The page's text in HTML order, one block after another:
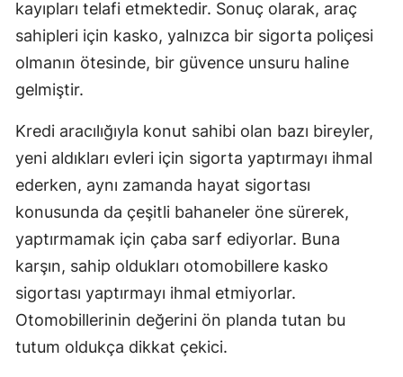
Samsun
Siirt
Sivas
Tekirdağ
Tokat
Trabzon
Tunceli
Şanlıurfa
kayıpları telafi etmektedir. Sonuç olarak, araç
sahipleri için kasko, yalnızca bir sigorta poliçesi
olmanın ötesinde, bir güvence unsuru haline
gelmiştir.
Kredi aracılığıyla konut sahibi olan bazı bireyler,
yeni aldıkları evleri için sigorta yaptırmayı ihmal
ederken, aynı zamanda hayat sigortası
konusunda da çeşitli bahaneler öne sürerek,
yaptırmamak için çaba sarf ediyorlar. Buna
karşın, sahip oldukları otomobillere kasko
sigortası yaptırmayı ihmal etmiyorlar.
Otomobillerinin değerini ön planda tutan bu
tutum oldukça dikkat çekici.